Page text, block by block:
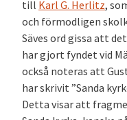
till Karl G. Herlitz,
och förmodligen
Säves ord gissa att
har gjort fyndet vid
också noteras att
har skrivit ”Sanda
Detta visar att